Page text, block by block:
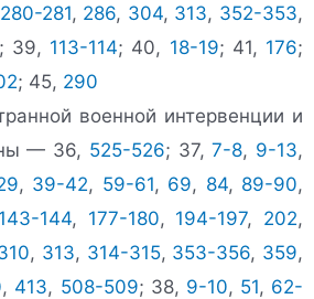
280-281, 286, 304, 313, 352-353,
; 39, 113-114; 40, 18-19; 41, 176;
; 45, 290
военной интервенции и
— 36, 525-526; 37,7-8, 9-13,
, 39-42, 59-61, 69, 84, 89-90,
143-144, 177-180, 194-197, 202,
, 313, 314-315, 353-356, 359,
, 413, 508-509; 38, 9-10, 51, 62-